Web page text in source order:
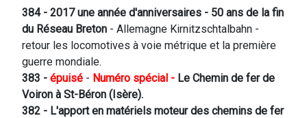
384 - 2017 une année d'anniversaires - 50 ans de la fin
du Réseau Breton - Allemagne Kirnitzschtalbahn -
retour les locomotives à voie métrique et la première
guerre mondiale.
383 - épuisé - Numéro spécial - Le Chemin de fer de
Voiron à St-Béron (Isère).
382 - L'apport en matériels moteur des chemins de fer